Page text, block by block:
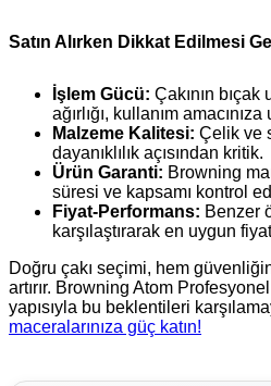
Satın Alırken Dikkat Edilmesi
İşlem Gücü: Çakının
ağırlığı, kullanım
Malzeme Kalitesi: Çelik ve
dayanıklılık açısından kritik.
Ürün Garanti: Browning
süresi ve kapsamı kontrol
Fiyat-Performans: Benzer
karşılaştırarak en uygun
Doğru çakı seçimi, hem
artırır. Browning Atom
yapısıyla bu beklentileri
maceralarınıza güç katın!